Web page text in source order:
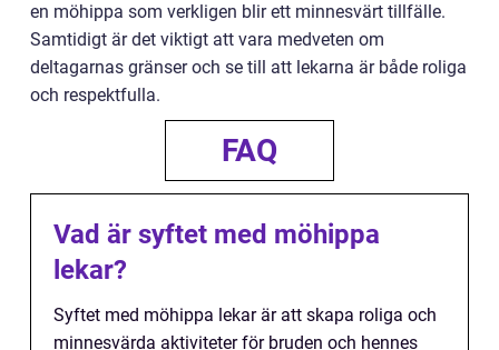
en möhippa som verkligen blir ett minnesvärt tillfälle.
Samtidigt är det viktigt att vara medveten om
deltagarnas gränser och se till att lekarna är både roliga
och respektfulla.
FAQ
Vad är syftet med möhippa
lekar?
Syftet med möhippa lekar är att skapa roliga och
minnesvärda aktiviteter för bruden och hennes